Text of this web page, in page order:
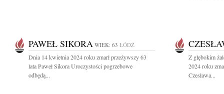
PAWEŁ SIKORA WIEK: 63 ŁÓDŹ
Dnia 14 kwietnia 2024 roku zmarł przeżywszy 63
lata Paweł Sikora Uroczystości pogrzebowe
odbędą...
Z głębokim
2024 roku
Czesława...